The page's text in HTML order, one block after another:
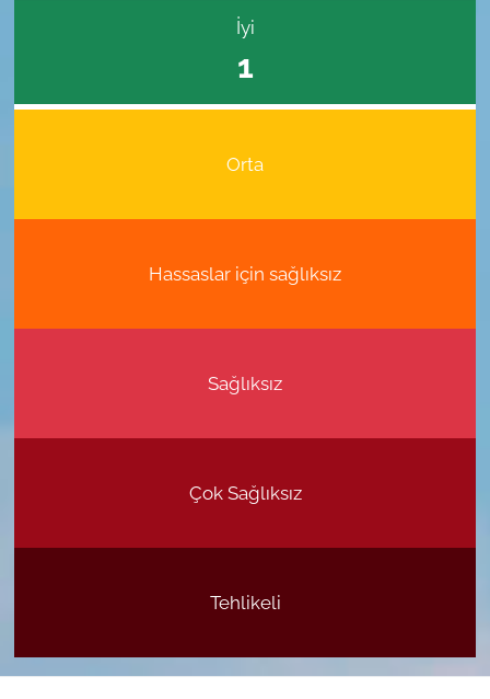
İyi
1
Orta
Hassaslar için sağlıksız
Sağlıksız
Çok Sağlıksız
Tehlikeli